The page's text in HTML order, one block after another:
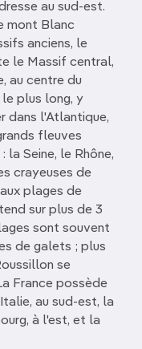
au sud-est.
mont Blanc
anciens, le
le Massif central,
au centre du
plus long, y
dans l'Atlantique,
fleuves
la Seine, le Rhône,
crayeuses de
plages de
sur plus de 3
sont souvent
de galets ; plus
se
France possède
au sud-est, la
à l'est, et la